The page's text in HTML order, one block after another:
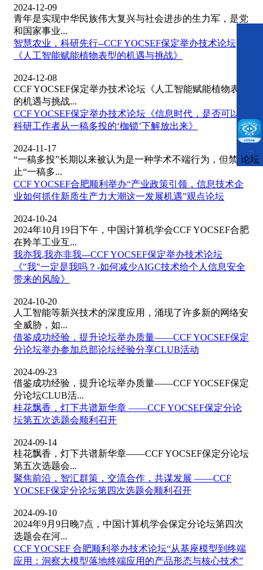
2024-12-09
青年是实现中华民族伟大复兴与社会进步的生力军，是党
和国家事业...
智慧农业，科研先行--CCF YOCSEF保定举办技术论坛
《人工智能赋能植物表型的机遇与挑战》
2024-12-08
CCF YOCSEF保定举办技术论坛《人工智能赋能植物表型
的机遇与挑战...
CCF YOCSEF保定举办技术论坛《信息时代，是否可以将
科研工作者从一稿多投的‘枷锁’下解放出来》
2024-11-17
“一稿多投”长期以来被认为是一种学术不端行为，但禁
止“一稿多...
CCF YOCSEF合肥顺利举办“产业政策引领，信息技术企
业如何抓住新质生产力大潮这一发展机遇”观点论坛
2024-10-24
2024年10月19日下午，中国计算机学会CCF YOCSEF合肥
在羚羊工业互...
我亦我,我亦非我---CCF YOCSEF保定举办技术论坛
《"我"一定是我吗？-如何减少AIGC技术给个人信息安全
带来的风险》
2024-10-20
人工智能等新兴技术的深度应用，涌现了许多新的网络安
全威胁，如...
借鉴成功经验，提升论坛举办质量——CCF YOCSEF保定
分论坛举办参加总部论坛经验分享CLUB活动
2024-09-23
借鉴成功经验，提升论坛举办质量——CCF YOCSEF保定
分论坛CLUB活...
桂花飘香，灯下共谱新华章 ——CCF YOCSEF保定分论
坛第五次选题会顺利召开
2024-09-14
桂花飘香，灯下共谱新华章——CCF YOCSEF保定分论坛
第五次选题会...
聚焦前沿，智汇群策，交流合作，共谋发展 ——CCF
YOCSEF保定分论坛第四次选题会顺利召开
2024-09-10
2024年9月9日晚7点，中国计算机学会保定分论坛第四次
选题会在河...
CCF YOCSEF 合肥顺利举办技术论坛“从基座模型到终端
应用：洞察大模型落地终端应用的产品形态与核心技术”
论坛